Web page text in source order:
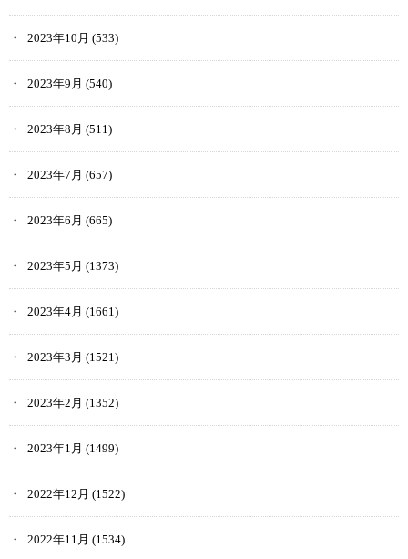
2023年10月 (533)
2023年9月 (540)
2023年8月 (511)
2023年7月 (657)
2023年6月 (665)
2023年5月 (1373)
2023年4月 (1661)
2023年3月 (1521)
2023年2月 (1352)
2023年1月 (1499)
2022年12月 (1522)
2022年11月 (1534)